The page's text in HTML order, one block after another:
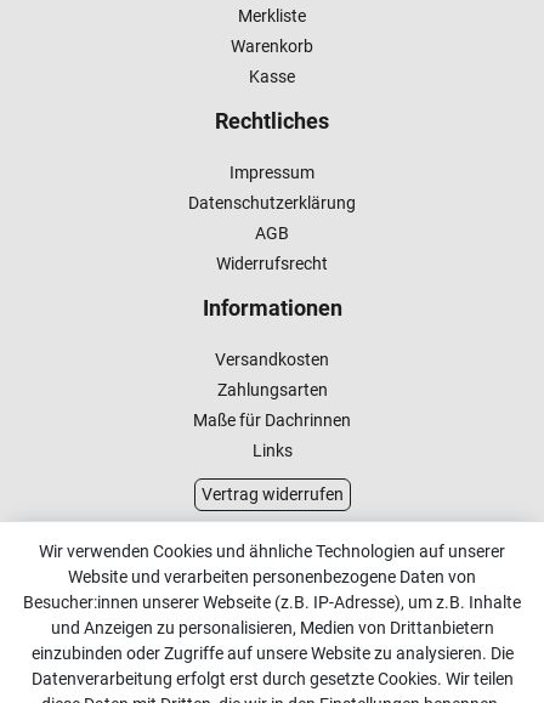
Merkliste
Warenkorb
Kasse
Rechtliches
Impressum
Datenschutzerklärung
AGB
Widerrufsrecht
Informationen
Versandkosten
Zahlungsarten
Maße für Dachrinnen
Links
Vertrag widerrufen
Kundenservice
Kontakt
Online Retourenservice
Kontakt
Wir verwenden Cookies und ähnliche Technologien auf unserer
Website und verarbeiten personenbezogene Daten von
Besucher:innen unserer Webseite (z.B. IP-Adresse), um z.B. Inhalte
und Anzeigen zu personalisieren, Medien von Drittanbietern
einzubinden oder Zugriffe auf unsere Website zu analysieren. Die
Datenverarbeitung erfolgt erst durch gesetzte Cookies. Wir teilen